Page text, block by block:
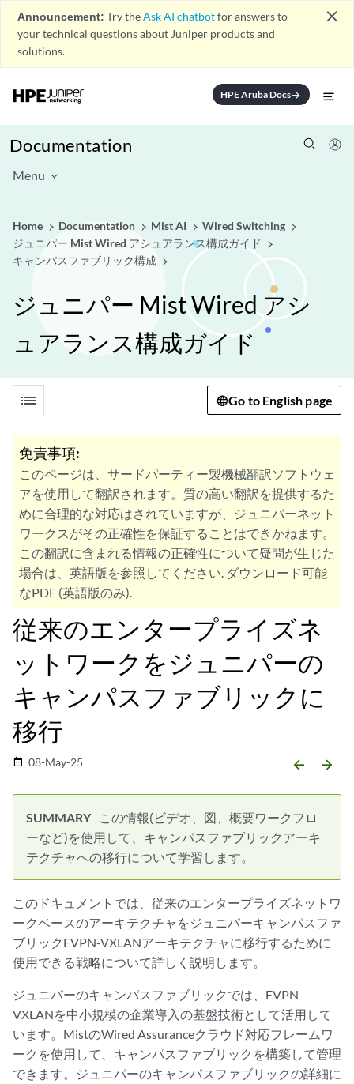
Announcement: Try theAsk AI chatbotfor answers to
your technical questions about Juniper products and
solutions.
close
HPE Aruba Docsarrow_forward
Documentation
Menu
Home Documentation Mist AI
Wired Switching
ジュニパー Mist Wired アシュアランス構成ガイド
キャンパスファブリック構成
ジュニパー Mist Wired アシ
ュアランス構成ガイド
list Go to English page
免責事項:
このページは、サードパーティー製機械翻訳ソフトウェ
アを使用して翻訳されます。質の高い翻訳を提供するた
めに合理的な対応はされていますが、ジュニパーネット
ワークスがその正確性を保証することはできかねます。
この翻訳に含まれる情報の正確性について疑問が生じた
場合は、英語版を参照してください. ダウンロード可能
なPDF (英語版のみ).
従来のエンタープライズネ
ットワークをジュニパーの
キャンパスファブリックに
移行
date_range 08-May-25 arrow_backward arrow_forward
この情報(ビデオ、図、概要ワークフロ
ーなど)を使用して、キャンパスファブリックアーキ
テクチャへの移行について学習します。
このドキュメントでは、従来のエンタープライズネットワ
ークベースのアーキテクチャをジュニパーキャンパスファ
ブリックEVPN-VXLANアーキテクチャに移行するために
使用できる戦略について詳しく説明します。
ジュニパーのキャンパスファブリックでは、EVPN
VXLANを中小規模の企業導入の基盤技術として活用して
います。MistのWired Assuranceクラウド対応フレームワ
ークを使用して、キャンパスファブリックを構築して管理
できます。ジュニパーのキャンパスファブリックの詳細に